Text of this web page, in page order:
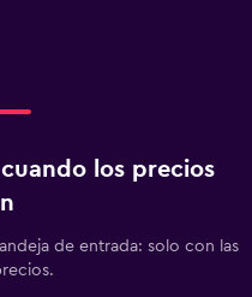
los precios
de entrada: solo con las